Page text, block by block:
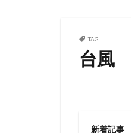
TAG
台風
新着記事